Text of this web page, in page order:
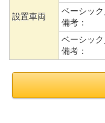
設置車両
ベーシック
備考：
ベーシック
備考：